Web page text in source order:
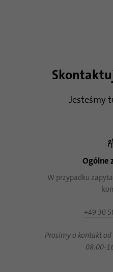
Jesteśmy
Ogólne
W przypadku
+49 30
Prosimy o kontakt
08:00-